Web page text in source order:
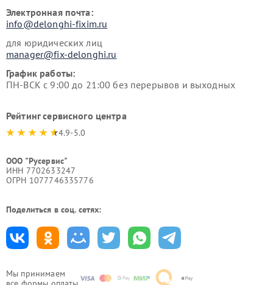
Мы принимаем
Электронная почта:
info@delonghi-fixim.ru
для юридических лиц
manager@fix-delonghi.ru
График работы:
ПН-ВСК с 9:00 до 21:00 без перерывов и выходных
Рейтинг сервисного центра
4.9-5.0
ООО "Русервис"
ИНН 7702633247
ОГРН 1077746335776
Поделиться в соц. сетях: